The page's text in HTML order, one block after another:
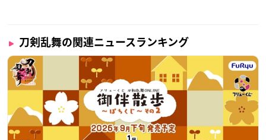
刀剣乱舞の関連ニュースランキング